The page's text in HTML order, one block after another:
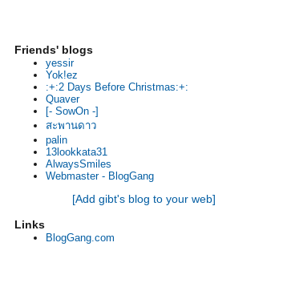
Friends' blogs
yessir
Yok!ez
:+:2 Days Before Christmas:+:
Quaver
[- SowOn -]
สะพานดาว
palin
13lookkata31
AlwaysSmiles
Webmaster - BlogGang
[Add gibt's blog to your web]
Links
BlogGang.com